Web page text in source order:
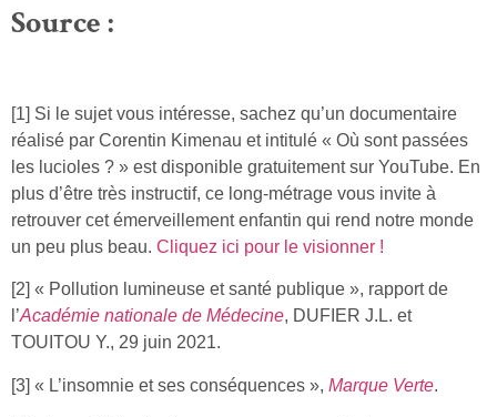
Source :
[1] Si le sujet vous intéresse, sachez qu’un documentaire
réalisé par Corentin Kimenau et intitulé « Où sont passées
les lucioles ? » est disponible gratuitement sur YouTube. En
plus d’être très instructif, ce long-métrage vous invite à
retrouver cet émerveillement enfantin qui rend notre monde
un peu plus beau. Cliquez ici pour le visionner !
[2] « Pollution lumineuse et santé publique », rapport de
l’Académie nationale de Médecine, DUFIER J.L. et
TOUITOU Y., 29 juin 2021.
[3] « L’insomnie et ses conséquences », Marque Verte.